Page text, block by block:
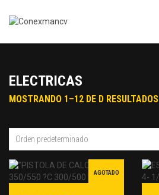
ELECTRICAS
MOSTRANDO 1–12 DE D RESULTADOS
Orden predeterminado
AGOTADO